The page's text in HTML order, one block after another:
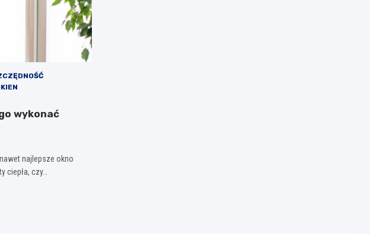
wykonać
najlepsze okno
czy…